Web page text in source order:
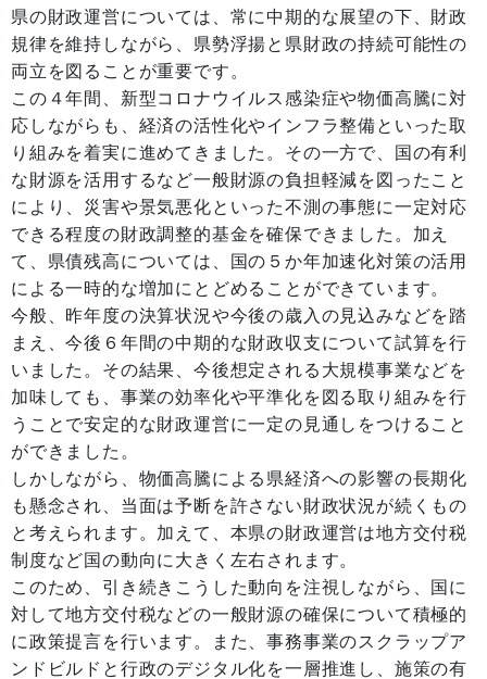
県の財政運営については、常に中期的な展望の下、財政
規律を維持しながら、県勢浮揚と県財政の持続可能性の
両立を図ることが重要です。
この４年間、新型コロナウイルス感染症や物価高騰に対
応しながらも、経済の活性化やインフラ整備といった取
り組みを着実に進めてきました。その一方で、国の有利
な財源を活用するなど一般財源の負担軽減を図ったこと
により、災害や景気悪化といった不測の事態に一定対応
できる程度の財政調整的基金を確保できました。加え
て、県債残高については、国の５か年加速化対策の活用
による一時的な増加にとどめることができています。
今般、昨年度の決算状況や今後の歳入の見込みなどを踏
まえ、今後６年間の中期的な財政収支について試算を行
いました。その結果、今後想定される大規模事業などを
加味しても、事業の効率化や平準化を図る取り組みを行
うことで安定的な財政運営に一定の見通しをつけること
ができました。
しかしながら、物価高騰による県経済への影響の長期化
も懸念され、当面は予断を許さない財政状況が続くもの
と考えられます。加えて、本県の財政運営は地方交付税
制度など国の動向に大きく左右されます。
このため、引き続きこうした動向を注視しながら、国に
対して地方交付税などの一般財源の確保について積極的
に政策提言を行います。また、事務事業のスクラップア
ンドビルドと行政のデジタル化を一層推進し、施策の有